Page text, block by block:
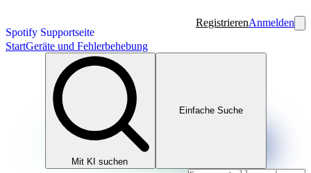
Spotify Supportseite
RegistrierenAnmelden
StartGeräte und Fehlerbehebung
Mit KI suchen
Einfache Suche